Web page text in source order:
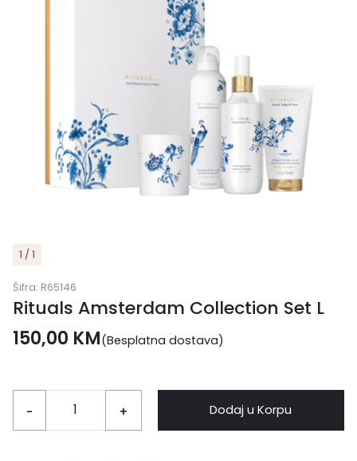
1 / 1
Šifra: R65146
Rituals Amsterdam Collection Set L
150,00 KM(Besplatna dostava)
- + Dodaj u Korpu